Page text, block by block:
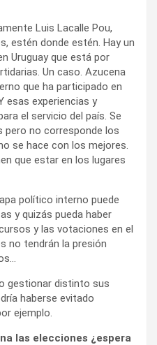
Luis Lacalle Pou,
estén donde estén. Hay un
Uruguay que está por
Un caso. Azucena
que ha participado en
esas experiencias y
el servicio del país. Se
pero no corresponde los
se hace con los mejores.
que estar en los lugares
político interno puede
y quizás pueda haber
y las votaciones en el
no tendrán la presión
gestionar distinto sus
haberse evitado
ejemplo.
las elecciones ¿espera